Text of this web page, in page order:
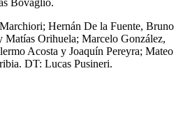
Hernán De la Fuente, Bruno
Orihuela; Marcelo González,
Acosta y Joaquín Pereyra; Mateo
DT: Lucas Pusineri.